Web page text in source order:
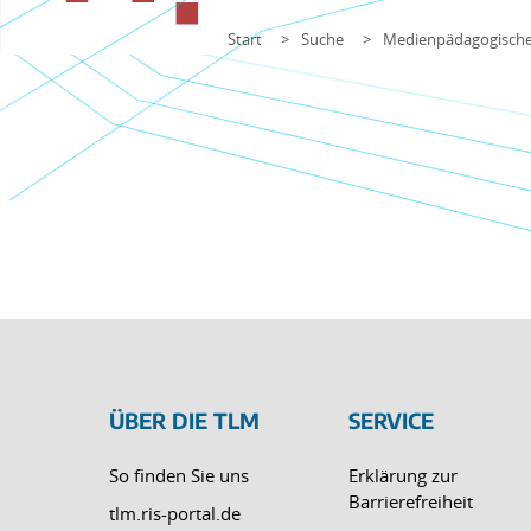
Start Suche
ÜBER DIE TLM
So finden Sie uns
tlm.ris-portal.de
SERVICE
Erklärung zur
Barrierefreiheit